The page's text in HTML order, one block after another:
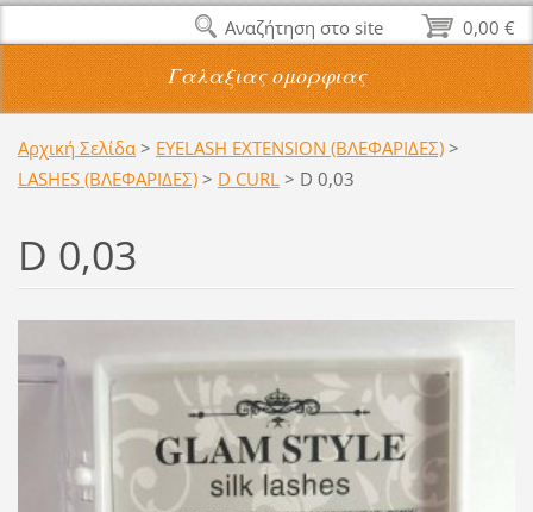
Γαλαξιας ομορφιας
Αρχική Σελίδα > EYELASH EXTENSION (ΒΛΕΦΑΡΙΔΕΣ) >
LASHES (ΒΛΕΦΑΡΙΔΕΣ) > D CURL > D 0,03
D 0,03
0,00 €
Αναζήτηση στο site